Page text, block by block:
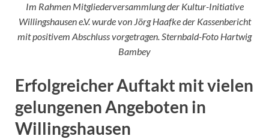
Im Rahmen Mitgliederversammlung der Kultur-Initiative
Willingshausen e.V. wurde von Jörg Haafke der Kassenbericht
mit positivem Abschluss vorgetragen. Sternbald-Foto Hartwig
Bambey
Erfolgreicher Auftakt mit vielen
gelungenen Angeboten in
Willingshausen